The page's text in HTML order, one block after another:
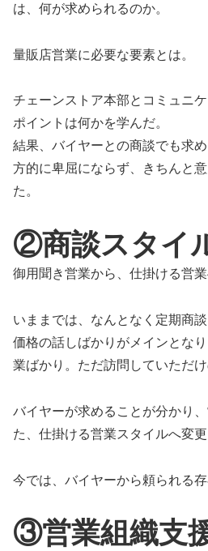
は、何が求められるのか。
量販店営業に必要な要素とは。
チェーンストア本部とコミュニ
ポイントは何かを学んだ。
結果、バイヤーとの商談でも求
方的に卑屈にならず、きちんと
た。
②商談スタイ
御用聞き営業から、仕掛ける営業
いままでは、なんとなく定期商
価格の話しばかりがメインとな
業ばかり。ただ訪問していただけ
バイヤーが求めることが分かり
た、仕掛ける営業スタイルへ変更
今では、バイヤーから頼られる存
③営業組織支